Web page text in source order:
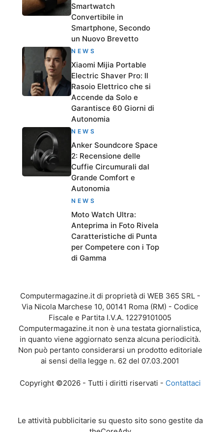
Smartwatch
Convertibile in
Smartphone, Secondo
un Nuovo Brevetto
NEWS
Xiaomi Mijia Portable
Electric Shaver Pro: Il
Rasoio Elettrico che si
Accende da Solo e
Garantisce 60 Giorni di
Autonomia
NEWS
Anker Soundcore Space
2: Recensione delle
Cuffie Circumurali dal
Grande Comfort e
Autonomia
NEWS
Moto Watch Ultra:
Anteprima in Foto Rivela
Caratteristiche di Punta
per Competere con i Top
di Gamma
Computermagazine.it di proprietà di WEB 365 SRL -
Via Nicola Marchese 10, 00141 Roma (RM) - Codice
Fiscale e Partita I.V.A. 12279101005
Computermagazine.it non è una testata giornalistica,
in quanto viene aggiornato senza alcuna periodicità.
Non può pertanto considerarsi un prodotto editoriale
ai sensi della legge n. 62 del 07.03.2001
Copyright ©2026 - Tutti i diritti riservati - Contattaci
Le attività pubblicitarie su questo sito sono gestite da